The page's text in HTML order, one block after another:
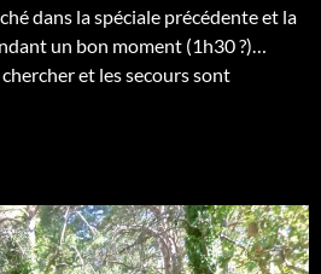
dans la spéciale précédente et la
un bon moment (1h30 ?)…
et les secours sont